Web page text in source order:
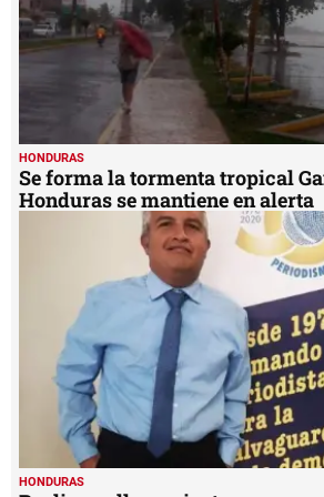
HONDURAS
Se forma la tormenta tropical
Honduras se mantiene en alerta
HONDURAS